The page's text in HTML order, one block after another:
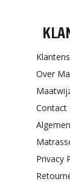
Over
Contact
Privacy